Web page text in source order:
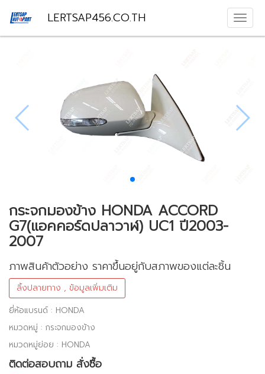
LERTSAP456.CO.TH
กระจกมองข้าง HONDA ACCORD
G7(แอคคอร์ดปลาวาฬ) UC1 ปี2003-
2007
ภาพสินค้าตัวอย่าง ราคาขึ้นอยู่กับสภาพของแต่ละชิ้น
ลิ้งปลายทาง , ข้อมูลเพิ่มเติม
ยี่ห้อแบรนด์ : HONDA
หมวดหมู่ : กระจกมองข้าง
หมวดหมู่ย่อย : HONDA
ติดต่อสอบถาม สั่งซื้อ